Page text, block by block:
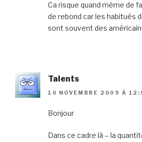
Ca risque quand même de
de rebond car les habitués
sont souvent des
Talents
10 NOVEMBRE 2009 À
Bonjour
Dans ce cadre là – la